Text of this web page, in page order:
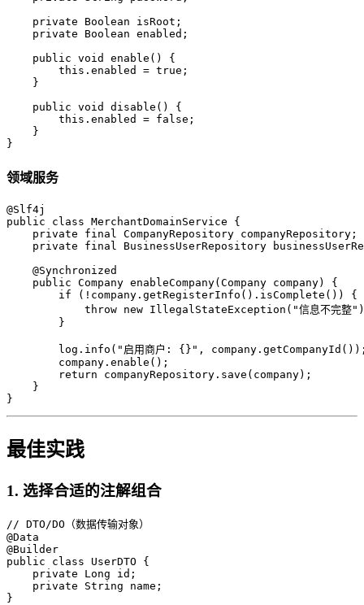
private Boolean isRoot;
private Boolean enabled;
public void enable() {
this.enabled = true;
}
public void disable() {
this.enabled = false;
}
}
领域服务
@Slf4j
public class MerchantDomainService {
private final CompanyRepository companyRepository;
private final BusinessUserRepository
@Synchronized
public Company enableCompany(Company company) {
if (!company.getRegisterInfo().isComplete()) {
throw new IllegalStateException("信息不完整
}
log.info("启用商户: {}",
company.enable();
return companyRepository.save(company);
}
}
最佳实践
1. 选择合适的注解组合
// DTO/DO（数据传输对象）
@Data
@Builder
public class UserDTO {
private Long id;
private String name;
}